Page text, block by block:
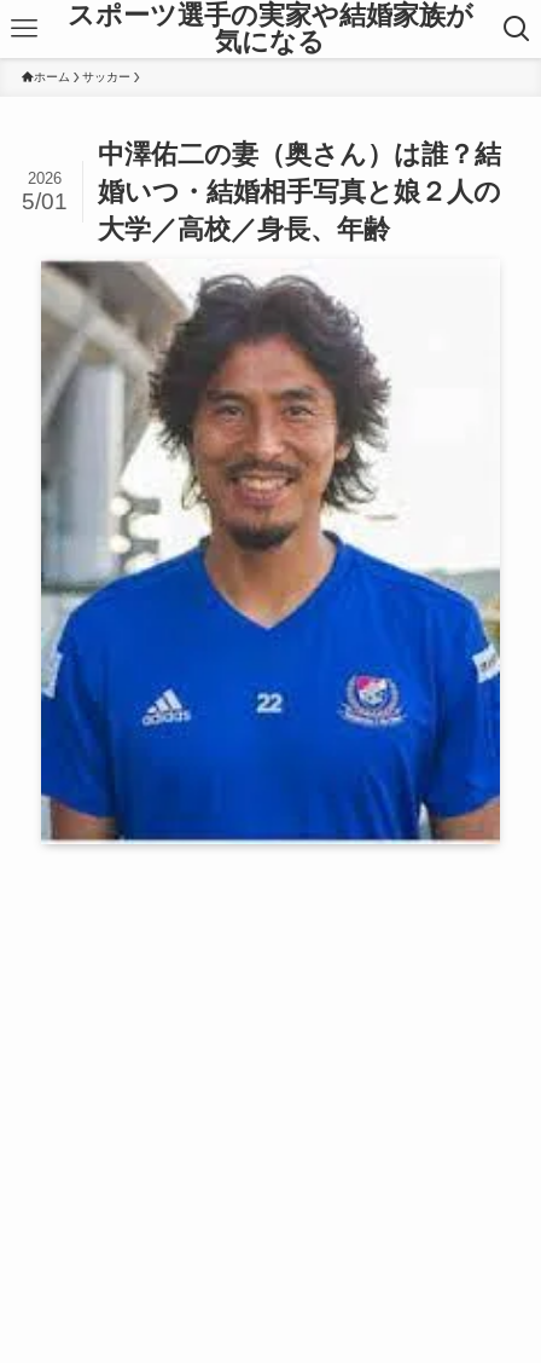
スポーツ選手の実家や結婚家族が
気になる
ホーム サッカー
中澤佑二の妻（奥さん）は誰？結
婚いつ・結婚相手写真と娘２人の
大学／高校／身長、年齢
2026
5/01